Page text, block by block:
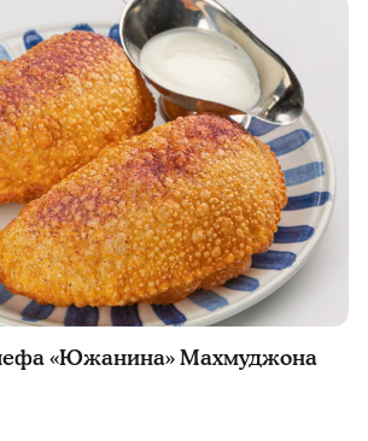
«Южанина» Махмуджона